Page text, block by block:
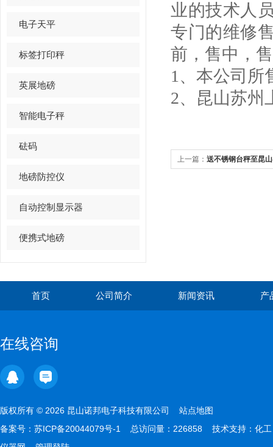
电子天平
标签打印秤
英展地磅
智能电子秤
砝码
地磅防控仪
自动控制显示器
便携式地磅
业的技术人
专门的维修
前，售中，
1、本公司所
2、昆山苏州
上一篇： 送不锈钢台秤至昆
首页 公司简介 新闻资讯 产
在线咨询
版权所有 © 2026 昆山诺邦电子科技有限公司 站点地图
备案号： 苏ICP备20044079号-1 总访问量：226858 技术支持： 化工